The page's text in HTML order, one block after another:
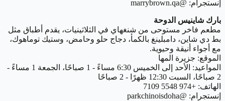
إنستجرام: @marrybrown.qa
بارك شاينيس الدوحة
مطعم فاخر مستوحى من شنغهاي في الثلاثينيات، يقدم أطباق مثل
بط دي شاين، دامبلينغ بالكمأ، دجاج حلو وحامض، وستيك توماهوك،
مع أجواء أنيقة وحيوية.
الموقع: جزيرة المها
المواعيد: الأحد إلى الخميس 6:30 مساءً - 1 صباحًا، الجمعة 1 مساءً -
2 صباحًا، السبت 12:30 ظهرًا - 2 صباحًا
الهاتف: +974 5548 7109
إنستجرام: @parkchinoisdoha